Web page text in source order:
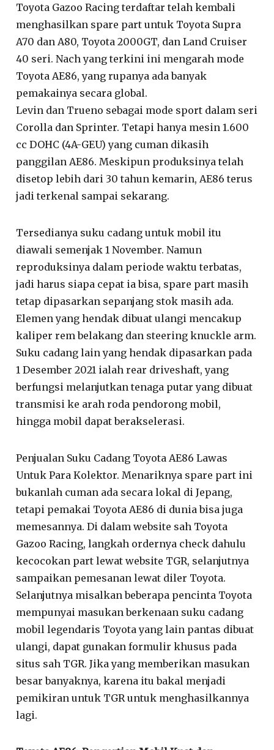
Toyota Gazoo Racing terdaftar telah kembali
menghasilkan spare part untuk Toyota Supra
A70 dan A80, Toyota 2000GT, dan Land Cruiser
40 seri. Nach yang terkini ini mengarah mode
Toyota AE86, yang rupanya ada banyak
pemakainya secara global.
Levin dan Trueno sebagai mode sport dalam seri
Corolla dan Sprinter. Tetapi hanya mesin 1.600
cc DOHC (4A-GEU) yang cuman dikasih
panggilan AE86. Meskipun produksinya telah
disetop lebih dari 30 tahun kemarin, AE86 terus
jadi terkenal sampai sekarang.
Tersedianya suku cadang untuk mobil itu
diawali semenjak 1 November. Namun
reproduksinya dalam periode waktu terbatas,
jadi harus siapa cepat ia bisa, spare part masih
tetap dipasarkan sepanjang stok masih ada.
Elemen yang hendak dibuat ulangi mencakup
kaliper rem belakang dan steering knuckle arm.
Suku cadang lain yang hendak dipasarkan pada
1 Desember 2021 ialah rear driveshaft, yang
berfungsi melanjutkan tenaga putar yang dibuat
transmisi ke arah roda pendorong mobil,
hingga mobil dapat berakselerasi.
Penjualan Suku Cadang Toyota AE86 Lawas
Untuk Para Kolektor. Menariknya spare part ini
bukanlah cuman ada secara lokal di Jepang,
tetapi pemakai Toyota AE86 di dunia bisa juga
memesannya. Di dalam website sah Toyota
Gazoo Racing, langkah ordernya check dahulu
kecocokan part lewat website TGR, selanjutnya
sampaikan pemesanan lewat diler Toyota.
Selanjutnya misalkan beberapa pencinta Toyota
mempunyai masukan berkenaan suku cadang
mobil legendaris Toyota yang lain pantas dibuat
ulangi, dapat gunakan formulir khusus pada
situs sah TGR. Jika yang memberikan masukan
besar banyaknya, karena itu bakal menjadi
pemikiran untuk TGR untuk menghasilkannya
lagi.